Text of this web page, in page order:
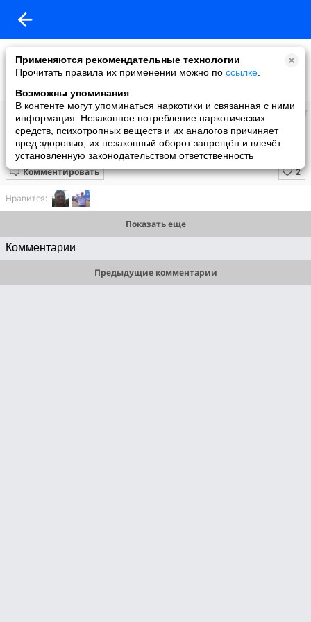
Применяются рекомендательные технологии
Прочитать правила их применении можно по ссылке
Возможны упоминания
В контенте могут упоминаться наркотики и связанная с ними
информация. Незаконное потребление наркотических
средств, психотропных веществ и их аналогов причиняет
вред здоровью, их незаконный оборот запрещён и влечёт
установленную законодательством ответственность
Александр
добавил видео
25.02.2025
Видео WhatsApp 2025-02-22 в 18.31.45_de62f8be
Комментировать
Нравится:
Показать еще
Комментарии
Предыдущие комментарии